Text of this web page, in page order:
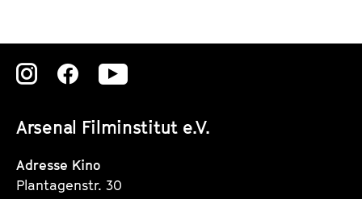
Arsenal Filminstitut e.V.
Zu
Instagram
Seite
Zu
Instagram
Seite
Zu
Instagram
Adresse Kino
Plantagenstr. 30